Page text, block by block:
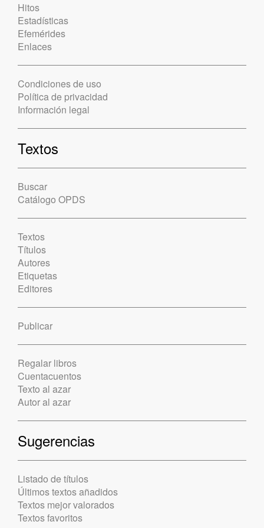
Hitos
Estadísticas
Efemérides
Enlaces
Condiciones de uso
Política de privacidad
Información legal
Textos
Buscar
Catálogo OPDS
Textos
Títulos
Autores
Etiquetas
Editores
Publicar
Regalar libros
Cuentacuentos
Texto al azar
Autor al azar
Sugerencias
Listado de títulos
Últimos textos añadidos
Textos mejor valorados
Textos favoritos